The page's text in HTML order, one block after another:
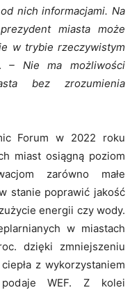
nich informacjami. Na
miasta może
w trybie rzeczywistym
– Nie ma możliwości
bez zrozumienia
Forum w 2022 roku
miast osiągną poziom
zarówno małe
stanie poprawić jakość
energii czy wody.
w miastach
dzięki zmniejszeniu
z wykorzystaniem
WEF. Z kolei